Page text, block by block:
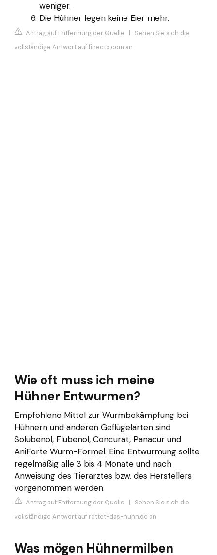
weniger.
Die Hühner legen keine Eier mehr.
Antrag auf Entfernung der Quelle | Sehen Sie sich die
vollständige Antwort auf finecto.com an
Wie oft muss ich meine
Hühner Entwurmen?
Empfohlene Mittel zur Wurmbekämpfung bei
Hühnern und anderen Geflügelarten sind
Solubenol, Flubenol, Concurat, Panacur und
AniForte Wurm-Formel. Eine Entwurmung sollte
regelmäßig alle 3 bis 4 Monate und nach
Anweisung des Tierarztes bzw. des Herstellers
vorgenommen werden.
Antrag auf Entfernung der Quelle | Sehen Sie sich die
vollständige Antwort auf rettet-das-huhn.de an
Was mögen Hühnermilben